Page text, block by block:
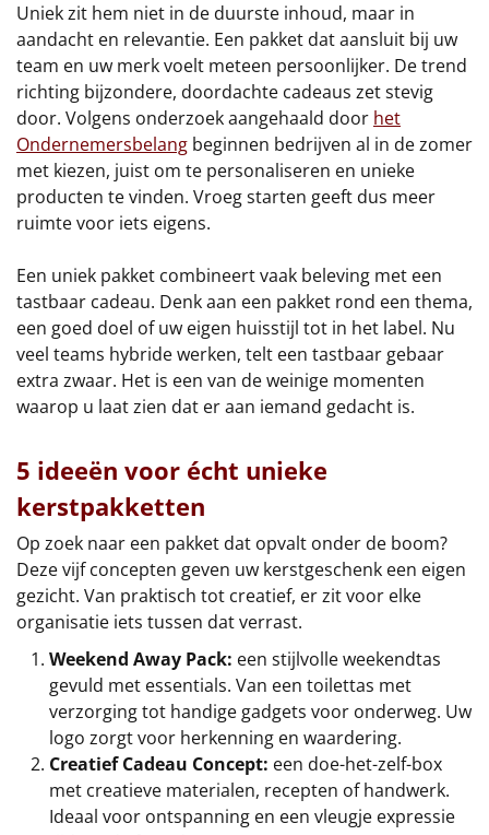
Artikel
Hitster NIEUW
Pizzarette
Tas
Wake up light
NIEUW
Borrelplank
Warmtekussen
NIEUW
Slowcooker POPULAIR
Deken (fleece plaid)
Alle artikelen
Overige
Ideeën
Personeel
Doe het zelf
Sinterklaaspakketten
Uniek zit hem niet in de duurste inhoud, maar in
aandacht en relevantie. Een pakket dat aansluit bij uw
team en uw merk voelt meteen persoonlijker. De trend
richting bijzondere, doordachte cadeaus zet stevig
door. Volgens onderzoek aangehaald door het
Ondernemersbelang beginnen bedrijven al in de zomer
met kiezen, juist om te personaliseren en unieke
producten te vinden. Vroeg starten geeft dus meer
ruimte voor iets eigens.
Een uniek pakket combineert vaak beleving met een
tastbaar cadeau. Denk aan een pakket rond een thema,
een goed doel of uw eigen huisstijl tot in het label. Nu
veel teams hybride werken, telt een tastbaar gebaar
extra zwaar. Het is een van de weinige momenten
waarop u laat zien dat er aan iemand gedacht is.
5 ideeën voor écht unieke
kerstpakketten
Op zoek naar een pakket dat opvalt onder de boom?
Deze vijf concepten geven uw kerstgeschenk een eigen
gezicht. Van praktisch tot creatief, er zit voor elke
organisatie iets tussen dat verrast.
Weekend Away Pack: een stijlvolle weekendtas
gevuld met essentials. Van een toilettas met
verzorging tot handige gadgets voor onderweg. Uw
logo zorgt voor herkenning en waardering.
Creatief Cadeau Concept: een doe-het-zelf-box
met creatieve materialen, recepten of handwerk.
Ideaal voor ontspanning en een vleugje expressie